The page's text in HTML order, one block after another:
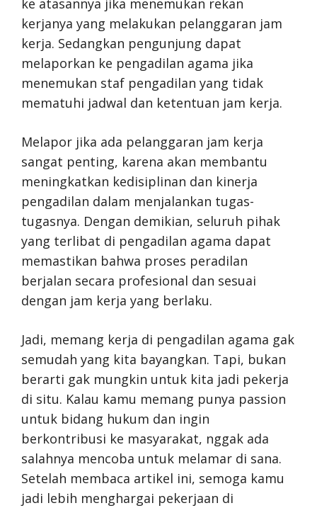
ke atasannya jika menemukan rekan
kerjanya yang melakukan pelanggaran jam
kerja. Sedangkan pengunjung dapat
melaporkan ke pengadilan agama jika
menemukan staf pengadilan yang tidak
mematuhi jadwal dan ketentuan jam kerja.
Melapor jika ada pelanggaran jam kerja
sangat penting, karena akan membantu
meningkatkan kedisiplinan dan kinerja
pengadilan dalam menjalankan tugas-
tugasnya. Dengan demikian, seluruh pihak
yang terlibat di pengadilan agama dapat
memastikan bahwa proses peradilan
berjalan secara profesional dan sesuai
dengan jam kerja yang berlaku.
Jadi, memang kerja di pengadilan agama gak
semudah yang kita bayangkan. Tapi, bukan
berarti gak mungkin untuk kita jadi pekerja
di situ. Kalau kamu memang punya passion
untuk bidang hukum dan ingin
berkontribusi ke masyarakat, nggak ada
salahnya mencoba untuk melamar di sana.
Setelah membaca artikel ini, semoga kamu
jadi lebih menghargai pekerjaan di